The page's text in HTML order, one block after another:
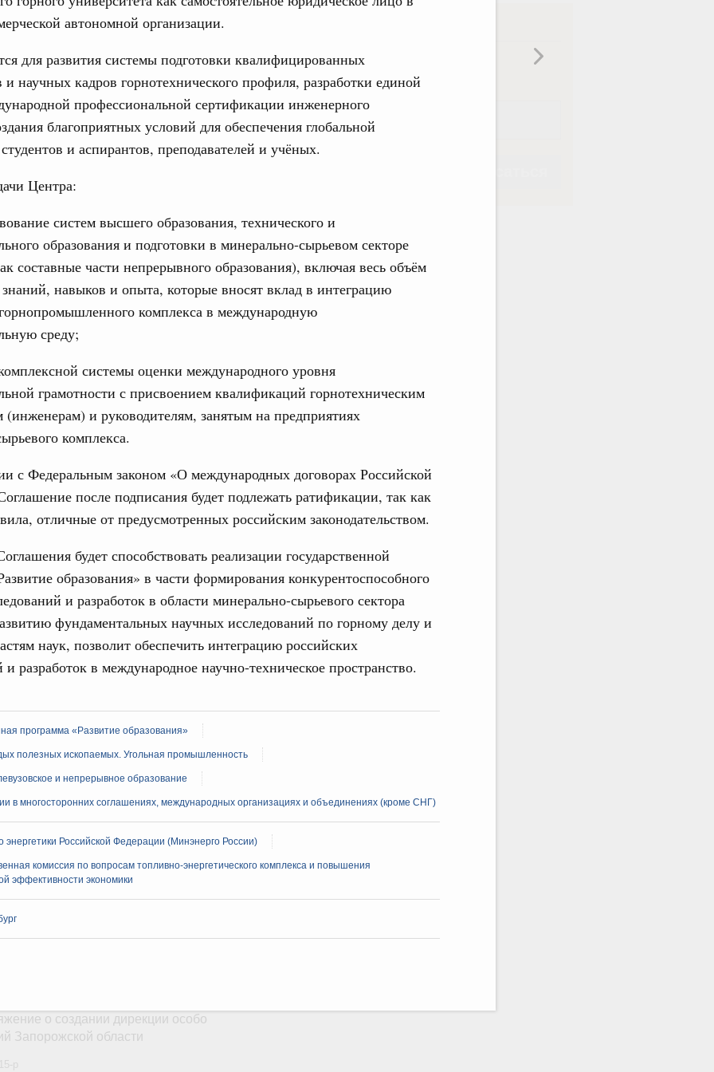
автономной организации.
для развития системы подготовки квалифицированных
и научных кадров горнотехнического профиля, разработки единой
профессиональной сертификации инженерного
благоприятных условий для обеспечения глобальной
и аспирантов, преподавателей и учёных.
Центра:
систем высшего образования, технического и
образования и подготовки в минерально-сырьевом секторе
составные части непрерывного образования), включая весь объём
навыков и опыта, которые вносят вклад в интеграцию
комплекса в международную
среду;
системы оценки международного уровня
грамотности с присвоением квалификаций горнотехническим
(инженерам) и руководителям, занятым на предприятиях
комплекса.
с Федеральным законом «О международных договорах Российской
после подписания будет подлежать ратификации, так как
отличные от предусмотренных российским законодательством.
будет способствовать реализации государственной
образования» в части формирования конкурентоспособного
и разработок в области минерально-сырьевого сектора
фундаментальных научных исследований по горному делу и
наук, позволит обеспечить интеграцию российских
и разработок в международное научно-техническое пространство.
программа «Развитие образования»
полезных ископаемых. Угольная промышленность
и непрерывное образование
в многосторонних соглашениях, международных организациях и объединениях (кроме СНГ)
энергетики Российской Федерации (Минэнерго России)
комиссия по вопросам топливно-энергетического комплекса и повышения
эффективности экономики
по бюджетным кредитам ещё двум
р
их последствий
финансирование Дагестану и Чечне
р и распоряжение от 30 июля 2026 года №2033-р
июля, четверг
запрет на вывоз отдельных видов
для повышения доступности
№953, №954
финансирование на поддержку
р
проекты в сфере гражданской
р, распоряжение от 30 июля 2026 года №2027-р
Курской области на поддержку
хозяйства
р
понедельник
услуги
эксперимента по использованию
отдельных мер соцзащиты
ОЭЗ. ТОР. Моногорода
на развитие технопарка в
р
Медицинское страхование
дополнительное финансирование на
учреждений
р и распоряжение от 21 июля 2026 года №1913-р
парки
о создании дирекции особо
Запорожской области
Ежедневная
Email